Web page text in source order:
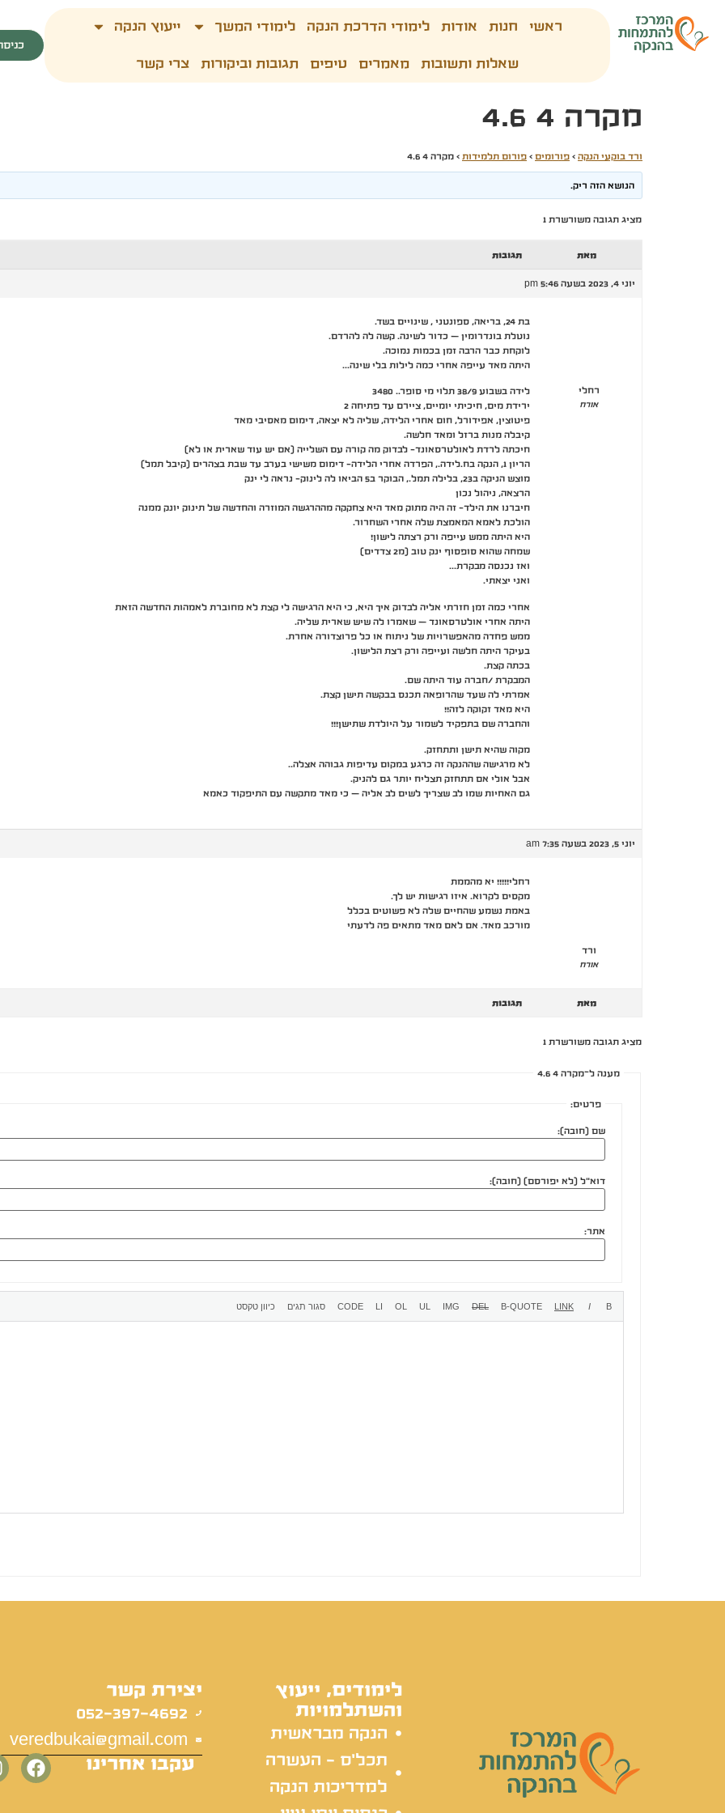
ראשי חנות אודות לימודי הדרכת הנקה לימודי המשך ייעוץ הנקה
שאלות ותשובות מאמרים טיפים תגובות וביקורות צרי קשר
מקרה 4 4.6
ורד בוקעי הנקה › פורומים › פורום תלמידות › מקרה 4 4.6
הנושא הזה ריק.
מציג תגובה משורשרת 1
מאת תגובות
יוני 4, 2023 בשעה 5:46 pm
רחלי
אורח
בת 24, בריאה, ספונטני , שינויים בשד.
נוטלת בונדרומין – כדור לשינה. קשה לה להרדם.
לוקחת כבר הרבה זמן בכמות נמוכה.
היתה מאד עייפה אחרי כמה לילות בלי שינה…
לידה בשבוע 38/9 תלוי מי סופר.. 3480
ירידת מים, חיכיתי יומיים, ציירם עד פתיחה 2
פיטוצין, אפידורל, חום אחרי הלידה, שליה לא יצאה, דימום מאסיבי מאד
קיבלה מנות ברזל ומאד חלשה.
חיכתה לרדת לאולטרסאונד- לבדוק מה קורה עם השלייה (אם יש עוד שארית או לא)
הריון 1, הנקה בח.לידה., הפרדה אחרי הלידה- דימום משישי בערב עד שבת בצהרים (קיבל תמל)
מוצש הניקה ב23, בלילה תמל., הבוקר ב5 הביאו לה לינוק- נראה לי ינק
הרצאה, ניהול נכון
חיברנו את הילד- זה היה מתוק מאד היא צחקקה מההרגשה המוזרה והחדשה של תינוק יונק ממנה
הולכת לאמא המאמצת שלה אחרי השחרור.
היא היתה ממש עייפה ורק רצתה לישון!
שמחה שהוא סופסוף ינק טוב (מ2 צדדים)
ואז נכנסה מבקרת…
ואני יצאתי.
אחרי כמה זמן חזרתי אליה לבדוק איך היא, כי היא הרגישה לי קצת לא מחוברת לאמהות החדשה הזאת
היתה אחרי אולטרסאונד – שאמרו לה שיש שארית שליה.
ממש פחדה מהאפשרויות של ניתוח או כל פרוצדורה אחרת.
בעיקר היתה חלשה ועייפה ורק רצת הלישון.
בכתה קצת.
המבקרת /חברה עוד היתה שם.
אמרתי לה שעד שהרופאה תכנס בבקשה תישן קצת.
היא מאד זקוקה לזה!!
והחברה שם בתפקיד לשמור על היולדת שתישן!!!
מקוה שהיא תישן ותתחזק.
לא מרגישה שההנקה זה כרגע במקום עדיפות גבוהה אצלה..
אבל אולי אם תתחזק תצליח יותר גם להניק.
גם האחיות שמו לב שצריך לשים לב אליה – כי מאד מתקשה עם התיפקוד כאמא
יוני 5, 2023 בשעה 7:35 am
ורד
אורח
רחלי!!!!! יא מהממת
מקסים לקרוא. איזו רגישות יש לך.
באמת נשמע שהחיים שלה לא פשוטים בכלל
מורכב מאד. אם לאם מאד מתאים פה לדעתי
מאת תגובות
מציג תגובה משורשרת 1
מענה ל־מקרה 4 4.6
פרטים:
שם (חובה):
דוא"ל (לא יפורסם) (חובה):
אתר:
לימודים, ייעוץ
והשתלמויות
הנקה מבראשית
תכל'ס - העשרה
למדריכות הנקה
יצירת קשר
052-397-4692
veredbukai@gmail.com
עקבו אחרינו